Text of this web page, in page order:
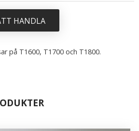
HANDLA
på T1600, T1700 och T1800.